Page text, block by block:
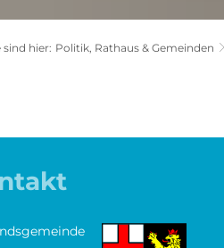
sind hier: Politik, Rathaus & Gemeinden